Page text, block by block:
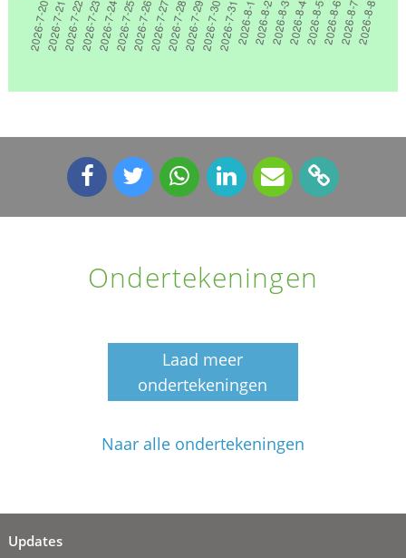
Ondertekeningen
Laad meer
ondertekeningen
Naar alle ondertekeningen
Updates